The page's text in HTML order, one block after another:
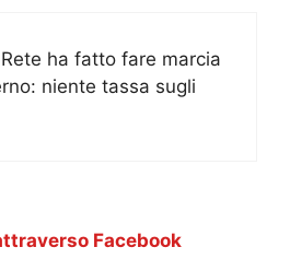
ha fatto fare marcia
niente tassa sugli
Facebook